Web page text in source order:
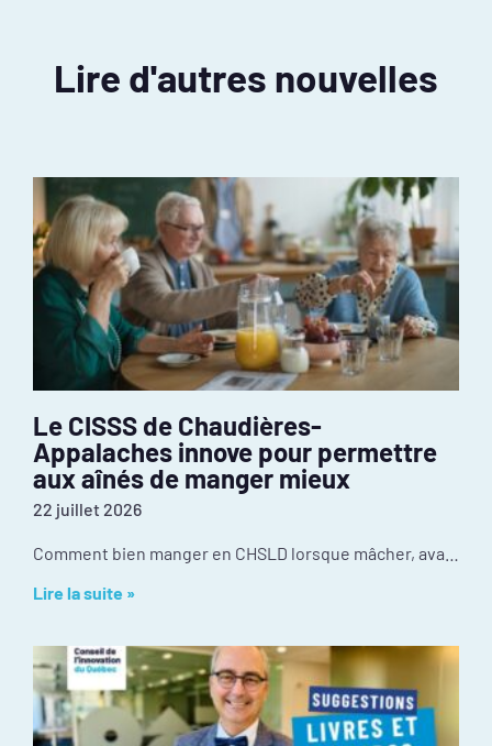
Lire d'autres nouvelles
Le CISSS de Chaudières-
Appalaches innove pour permettre
aux aînés de manger mieux
22 juillet 2026
Lire la suite »